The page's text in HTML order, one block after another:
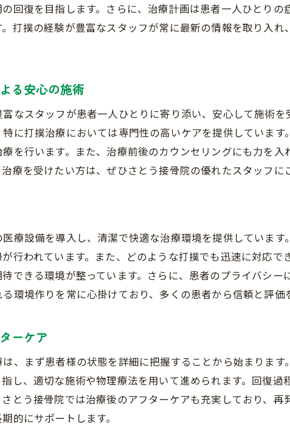
患者に寄り添う丁寧な対応
治療後のアドバイスとサポート
最先端治療技術の活用
治療過程のリアルタイムモニタリ
効果的なリハビリテーション
迅速な回復を目指す治療計画
痛みや腫れを軽減する施術
日常生活への復帰サポート
富士見市のさとう接骨院が提供する個
個別に合わせた治療プラン
一人ひとりの症状に応じたケア
回復を目指します。さらに、治療計画は患者一人ひとり
打撲の経験が豊富なスタッフが常に最新の情報を取り入
る安心の施術
なスタッフが患者一人ひとりに寄り添い、安心して施術
に打撲治療においては専門性の高いケアを提供していま
を行います。また、治療前後のカウンセリングにも力を
療を受けたい方は、ぜひさとう接骨院の優れたスタッフに
療設備を導入し、清潔で快適な治療環境を提供していま
行われています。また、どのような打撲でも迅速に対応
できる環境が整っています。さらに、患者のプライバシ
環境作りを常に心掛けており、多くの患者から信頼と評価
ーケア
、まず患者様の状態を詳細に把握することから始まりま
し、適切な施術や物理療法を用いて進められます。回復
とう接骨院では治療後のアフターケアも充実しており、
的にサポートします。